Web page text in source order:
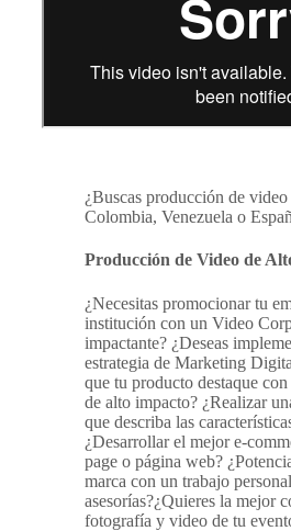
¿Buscas producción de
Colombia, Venezuela o
Producción de Video de
¿Necesitas promocionar tu
institución con un Video
impactante? ¿Deseas
estrategia de Marketing
que tu producto destaque
de alto impacto? ¿Realizar
que describa las
¿Desarrollar el mejor e-
page o página web?
marca con un trabajo
asesorías?¿Quieres la mejor
fotografía y video de tu